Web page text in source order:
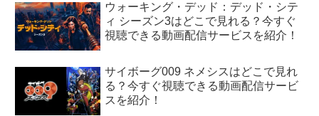
ウォーキング・デッド：デッド・シテ
ィ シーズン3はどこで見れる？今すぐ
視聴できる動画配信サービスを紹介！
サイボーグ009 ネメシスはどこで見れ
る？今すぐ視聴できる動画配信サービ
スを紹介！